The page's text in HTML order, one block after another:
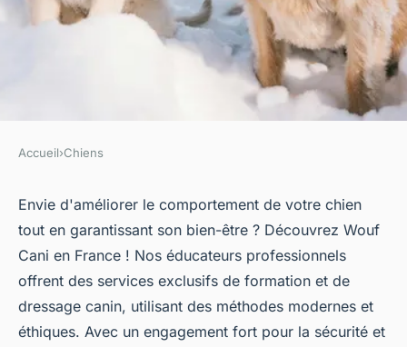
Découvrez les services
uniques pour le Golden
Retrievier en France
Kenzo•10 juillet 2024•2 min de lecture
Accueil›Chiens
Envie d'améliorer le comportement de votre chien
tout en garantissant son bien-être ? Découvrez Wouf
Cani en France ! Nos éducateurs professionnels
offrent des services exclusifs de formation et de
dressage canin, utilisant des méthodes modernes et
éthiques. Avec un engagement fort pour la sécurité et